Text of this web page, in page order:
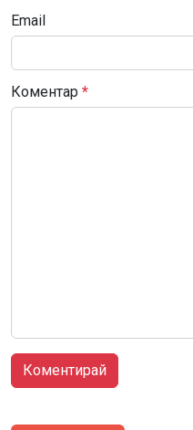
Email
Коментар *